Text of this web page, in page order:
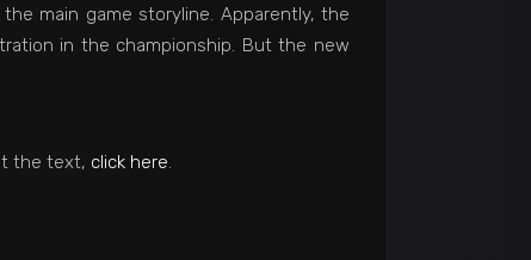
main game storyline. Apparently, the
in the championship. But the new
the text, click here.